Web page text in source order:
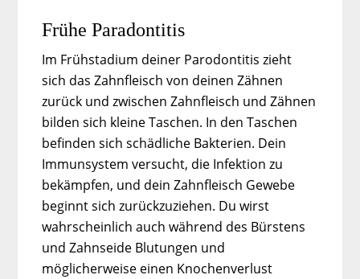
Frühe Paradontitis
Im Frühstadium deiner Parodontitis zieht
sich das Zahnfleisch von deinen Zähnen
zurück und zwischen Zahnfleisch und Zähnen
bilden sich kleine Taschen. In den Taschen
befinden sich schädliche Bakterien. Dein
Immunsystem versucht, die Infektion zu
bekämpfen, und dein Zahnfleisch Gewebe
beginnt sich zurückzuziehen. Du wirst
wahrscheinlich auch während des Bürstens
und Zahnseide Blutungen und
möglicherweise einen Knochenverlust